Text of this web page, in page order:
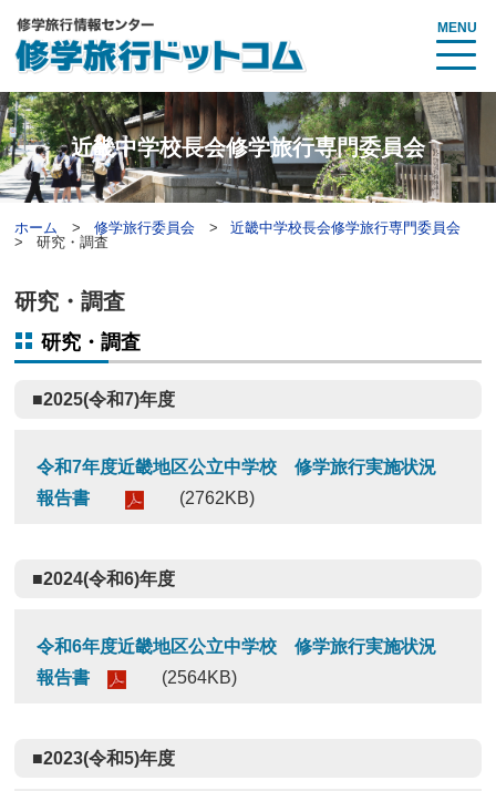
MENU
近畿中学校長会修学旅行専門委員会
ホーム 修学旅行委員会
近畿中学校長会修学旅行専門委員会
研究・調査
研究・調査
研究・調査
■2025(令和7)年度
令和7年度近畿地区公立中学校 修学旅行実施状況
報告書
(2762KB)
■2024(令和6)年度
令和6年度近畿地区公立中学校 修学旅行実施状況
報告書
(2564KB)
■2023(令和5)年度